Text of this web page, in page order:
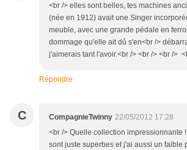
<br /> elles sont belles, tes machines
(née en 1912) avait une Singer
meuble, avec une grande pédale en
dommage qu'elle ait dû s'en<br />
j'aimerais tant l'avoir.<br /> <br /> <br />
Répondre
C CompagnieTwinny 22/05/2012 17:28
<br /> Quelle collection impressionnante
sont juste superbes et j'ai aussi un faible